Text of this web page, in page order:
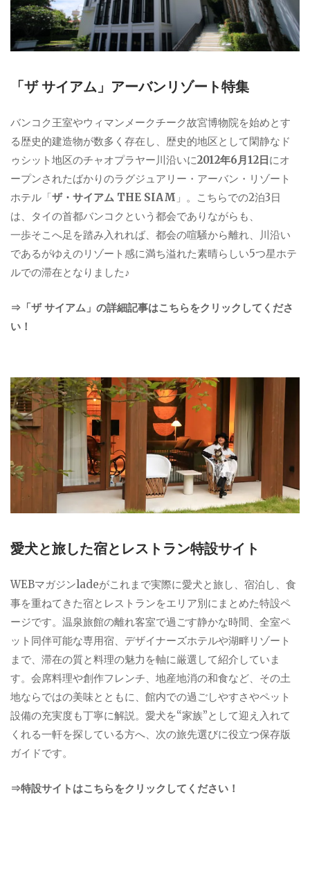
「ザ サイアム」アーバンリゾート特集
バンコク王室やウィマンメークチーク故宮博物院を始めとす
る歴史的建造物が数多く存在し、歴史的地区として閑静なド
ゥシット地区のチャオプラヤー川沿いに2012年6月12日にオ
ープンされたばかりのラグジュアリー・アーバン・リゾート
ホテル「ザ・サイアム THE SIAM 」。こちらでの2泊3日
は、タイの首都バンコクという都会でありながらも、
一歩そこへ足を踏み入れれば、都会の喧騒から離れ、川沿い
であるがゆえのリゾート感に満ち溢れた素晴らしい5つ星ホテ
ルでの滞在となりました♪
⇒「ザ サイアム」の詳細記事はこちらをクリックしてくださ
い！
愛犬と旅した宿とレストラン特設サイト
WEBマガジンladeがこれまで実際に愛犬と旅し、宿泊し、食
事を重ねてきた宿とレストランをエリア別にまとめた特設ペ
ージです。温泉旅館の離れ客室で過ごす静かな時間、全室ペ
ット同伴可能な専用宿、デザイナーズホテルや湖畔リゾート
まで、滞在の質と料理の魅力を軸に厳選して紹介していま
す。会席料理や創作フレンチ、地産地消の和食など、その土
地ならではの美味とともに、館内での過ごしやすさやペット
設備の充実度も丁寧に解説。愛犬を“家族”として迎え入れて
くれる一軒を探している方へ、次の旅先選びに役立つ保存版
ガイドです。
⇒特設サイトはこちらをクリックしてください！